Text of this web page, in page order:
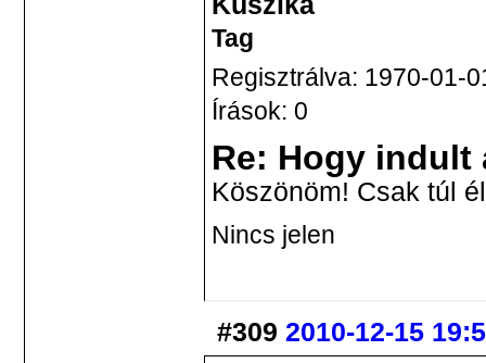
Tag
Regisztrálva: 1970-01-
Írások: 0
Re: Hogy indult
Köszönöm! Csak túl
Nincs jelen
#309 2010-12-15